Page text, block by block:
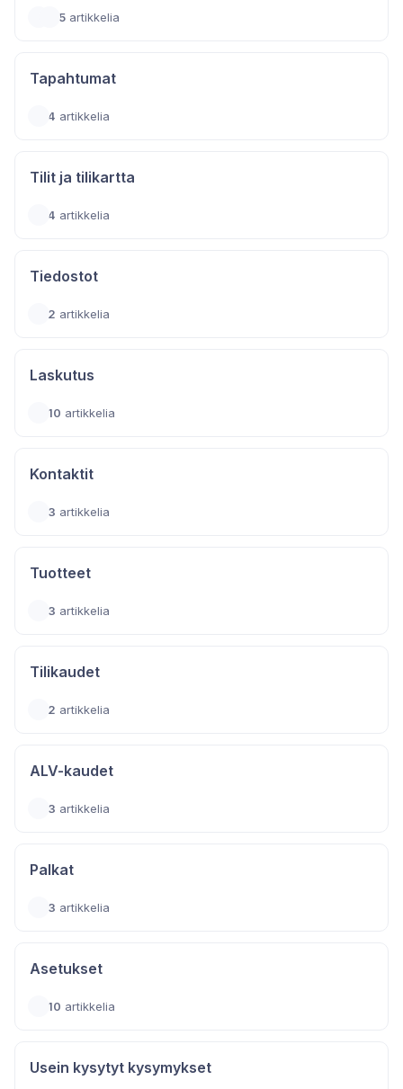
5 artikkelia
Tapahtumat
4 artikkelia
Tilit ja tilikartta
4 artikkelia
Tiedostot
2 artikkelia
Laskutus
10 artikkelia
Kontaktit
3 artikkelia
Tuotteet
3 artikkelia
Tilikaudet
2 artikkelia
ALV-kaudet
3 artikkelia
Palkat
3 artikkelia
Asetukset
10 artikkelia
Usein kysytyt kysymykset